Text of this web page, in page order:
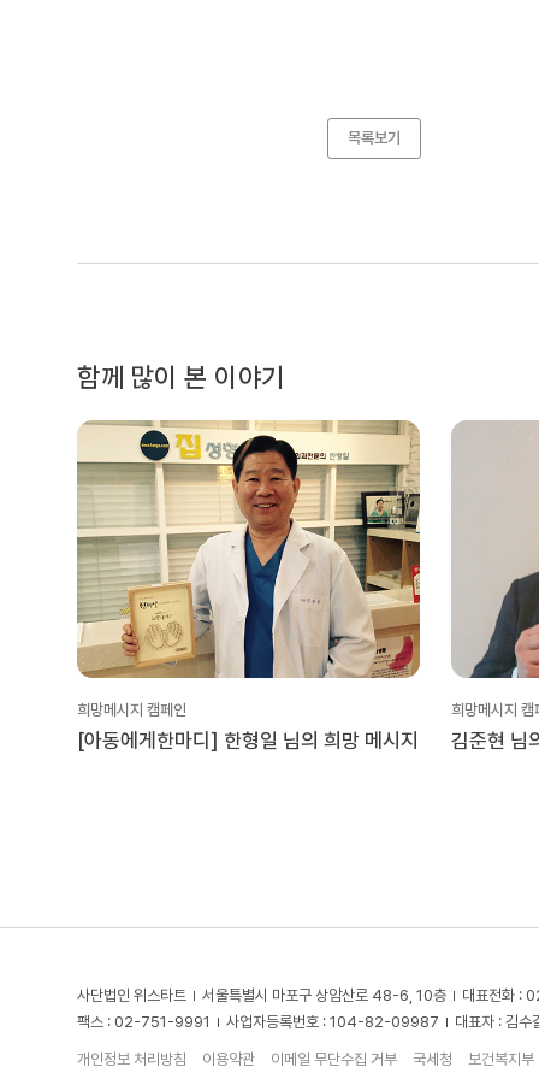
목록보기
함께 많이 본 이야기
희망메시지 캠페인
[아동에게한마디] 한형일 님의 희망 메시지
희망메시지 캠
김준현 님
사단법인 위스타트 서울특별시 마포구 상암산로 48-6, 10층
대표전화 :
팩스 : 02-751-9991
사업자등록번호 : 104-82-09987 대표자 : 김수
개인정보 처리방침 이용약관 이메일 무단수집 거부 국세청 보건복지부